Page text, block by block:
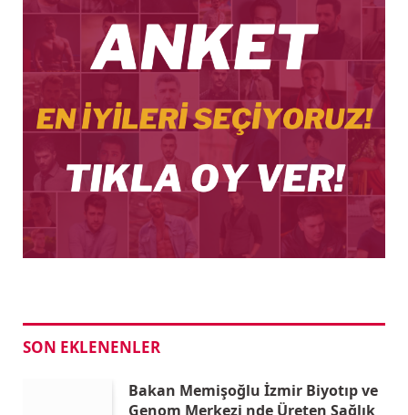
SON EKLENENLER
Bakan Memişoğlu İzmir Biyotıp ve
Genom Merkezi nde Üreten Sağlık